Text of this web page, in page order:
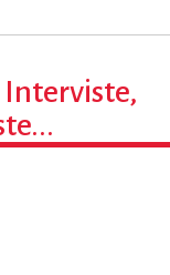
Interviste,